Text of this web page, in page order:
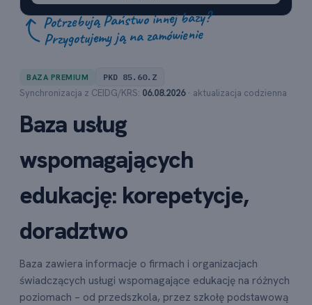
Potrzebują Państwo innej bazy?
Przygotujemy ją na zamówienie
BAZA PREMIUM PKD 85.60.Z
Synchronizacja z CEIDG/KRS: 06.08.2026· aktualizacja codzienna
Baza usług
wspomagających
edukację: korepetycje,
doradztwo
Baza zawiera informacje o firmach i organizacjach
świadczących usługi wspomagające edukację na różnych
poziomach – od przedszkola, przez szkołę podstawową